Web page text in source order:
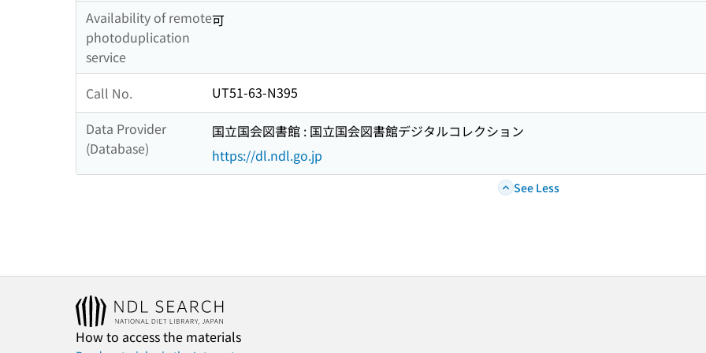
Availability of remote
photoduplication
service
可
Call No.
UT51-63-N395
Data Provider
(Database)
国立国会図書館 : 国立国会図書館デジタルコレクション
https://dl.ndl.go.jp
See Less
How to access the materials